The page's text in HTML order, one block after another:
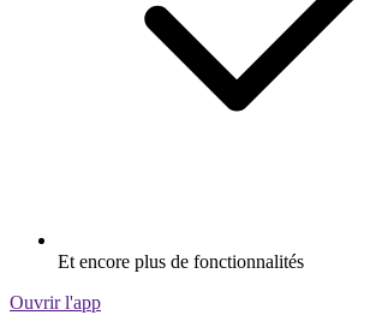
Et encore plus de fonctionnalités
Ouvrir l'app